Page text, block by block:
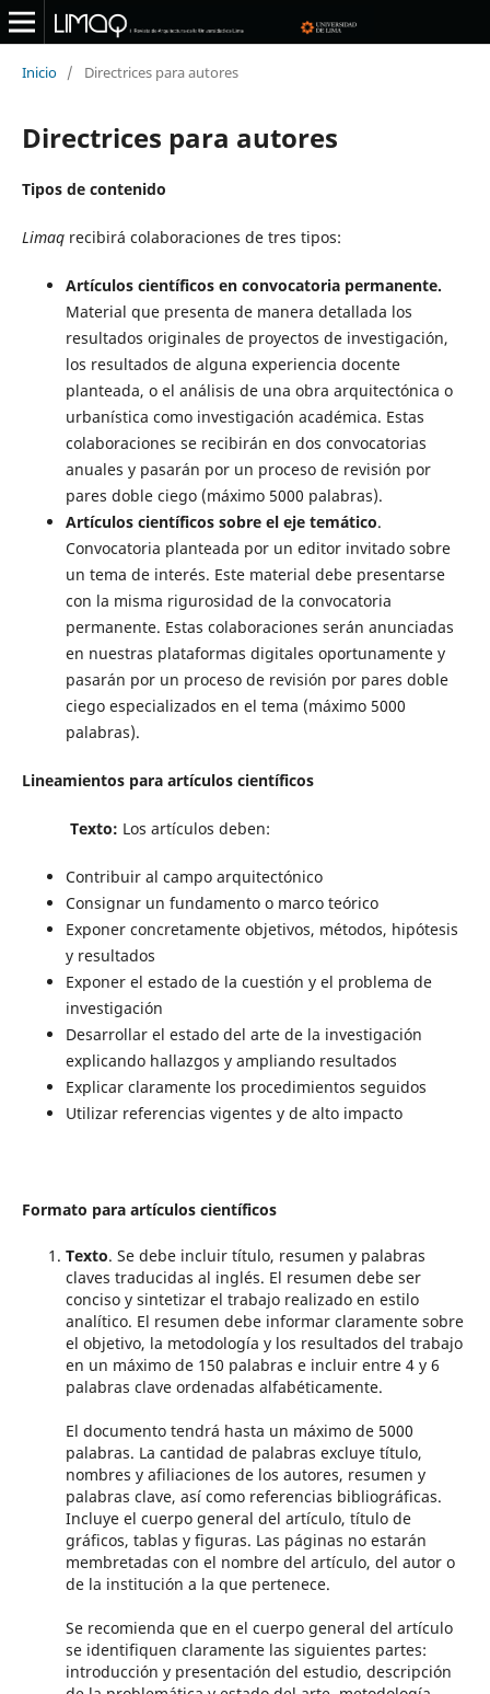
Inicio / Directrices para autores
Directrices para autores
Tipos de contenido
Limaqrecibirá colaboraciones de tres tipos:
Artículos científicos en convocatoria permanente.
Material que presenta de manera detallada los
resultados originales de proyectos de investigación,
los resultados de alguna experiencia docente
planteada, o el análisis de una obra arquitectónica o
urbanística como investigación académica. Estas
colaboraciones se recibirán en dos convocatorias
anuales y pasarán por un proceso de revisión por
pares doble ciego (máximo 5000 palabras).
Artículos científicos sobre el eje temático.
Convocatoria planteada por un editor invitado sobre
un tema de interés. Este material debe presentarse
con la misma rigurosidad de la convocatoria
permanente. Estas colaboraciones serán anunciadas
en nuestras plataformas digitales oportunamente y
pasarán por un proceso de revisión por pares doble
ciego especializados en el tema (máximo 5000
palabras).
Lineamientos para artículos científicos
Texto: Los artículos deben:
Contribuir al campo arquitectónico
Consignar un fundamento o marco teórico
Exponer concretamente objetivos, métodos, hipótesis
y resultados
Exponer el estado de la cuestión y el problema de
investigación
Desarrollar el estado del arte de la investigación
explicando hallazgos y ampliando resultados
Explicar claramente los procedimientos seguidos
Utilizar referencias vigentes y de alto impacto
Formato para artículos científicos
Texto. Se debe incluir título, resumen y palabras
claves traducidas al inglés. El resumen debe ser
conciso y sintetizar el trabajo realizado en estilo
analítico. El resumen debe informar claramente sobre
el objetivo, la metodología y los resultados del trabajo
en un máximo de 150 palabras e incluir entre 4 y 6
palabras clave ordenadas alfabéticamente.
El documento tendrá hasta un máximo de 5000
palabras. La cantidad de palabras excluye título,
nombres y afiliaciones de los autores, resumen y
palabras clave, así como referencias bibliográficas.
Incluye el cuerpo general del artículo, título de
gráficos, tablas y figuras. Las páginas no estarán
membretadas con el nombre del artículo, del autor o
de la institución a la que pertenece.
Se recomienda que en el cuerpo general del artículo
se identifiquen claramente las siguientes partes:
introducción y presentación del estudio, descripción